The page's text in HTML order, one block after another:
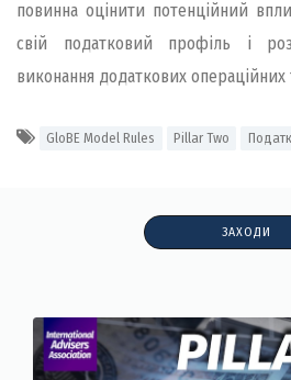
повинна оцінити потенційний
свій податковий профіль і
виконання додаткових операційних
GloBE Model Rules Pillar Two
ЗАХОДИ